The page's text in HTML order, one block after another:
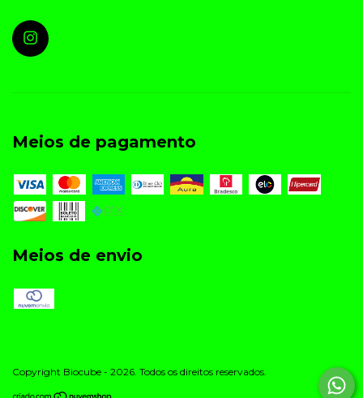
Meios de pagamento
Meios de envio
Copyright Biocube - 2026. Todos os direitos reservados.